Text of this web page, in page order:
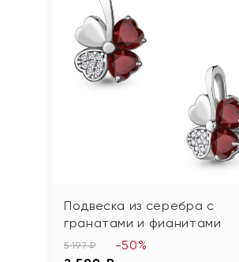
Подвеска из серебра с
гранатами и фианитами
5 197 ₽ -50%